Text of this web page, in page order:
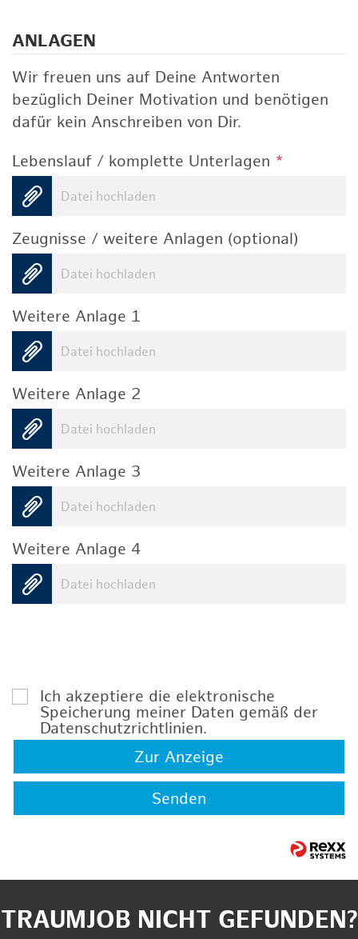
ANLAGEN
Wir freuen uns auf Deine Antworten
bezüglich Deiner Motivation und benötigen
dafür kein Anschreiben von Dir.
Lebenslauf / komplette Unterlagen *
Datei hochladen
Zeugnisse / weitere Anlagen (optional)
Datei hochladen
Weitere Anlage 1
Datei hochladen
Weitere Anlage 2
Datei hochladen
Weitere Anlage 3
Datei hochladen
Weitere Anlage 4
Datei hochladen
Ich akzeptiere die elektronische
Speicherung meiner Daten gemäß der
Datenschutzrichtlinien.
Zur Anzeige
Senden
TRAUMJOB NICHT GEFUNDEN?